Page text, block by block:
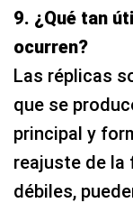
9. ¿Qué tan
ocurren?
Las réplicas
que se
principal y
reajuste de la
débiles,